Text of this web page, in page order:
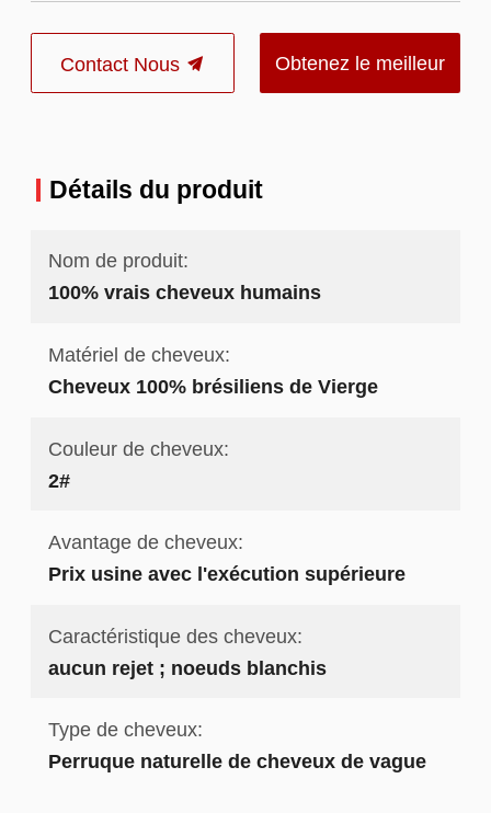
Contact Nous Obtenez le meilleur
Détails du produit
Nom de produit:
100% vrais cheveux humains
Matériel de cheveux:
Cheveux 100% brésiliens de Vierge
Couleur de cheveux:
2#
Avantage de cheveux:
Prix usine avec l'exécution supérieure
Caractéristique des cheveux:
aucun rejet ; noeuds blanchis
Type de cheveux:
Perruque naturelle de cheveux de vague